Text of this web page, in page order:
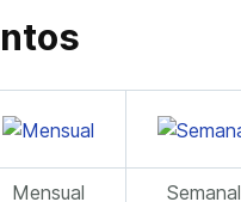
Mensual Semanal